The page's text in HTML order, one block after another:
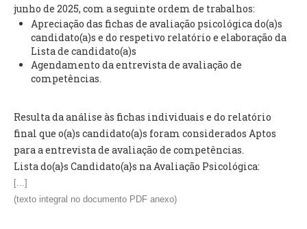
SUBVENÇÕES PÚBLICAS
SERVIÇOS
GERAIS
CANÍDEOS
CEMITÉRIO
RECENSEAMENTO ELEITORAL
ATESTADOS
VENDA AMBULANTE
junho de 2025, com a seguinte ordem de trabalhos:
Apreciação das fichas de avaliação psicológica do(a)s
candidato(a)s e do respetivo relatório e elaboração da
Lista de candidato(a)s
Agendamento da entrevista de avaliação de
competências.
Resulta da análise às fichas individuais e do relatório
final que o(a)s candidato(a)s foram considerados Aptos
para a entrevista de avaliação de competências.
Lista do(a}s Candidato(a}s na Avaliação Psicológica:
[...]
(texto integral no documento PDF anexo)